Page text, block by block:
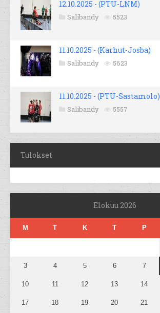
12.10.2025 - (PTU-LNM)
Salibandy 5523
11.10.2025 - (Karhut-Josba)
Salibandy 5623
11.10.2025 - (PTU-Sastamolo)
Salibandy 5557
Tulokset
Elokuu 2026
M T K T P
3 4 5 6 7
10 11 12 13 14
17 18 19 20 21